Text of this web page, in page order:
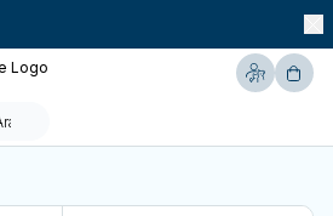
Hesabım